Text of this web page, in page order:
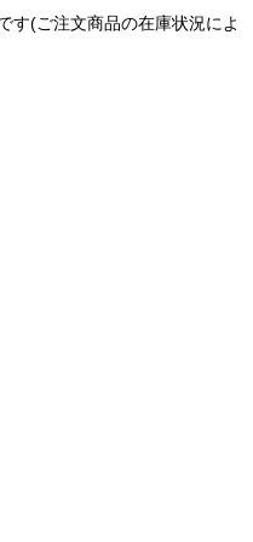
す(ご注文商品の在庫状況によ